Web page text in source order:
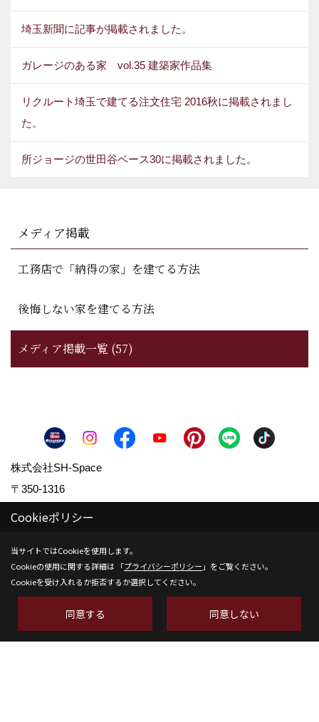
埼玉新聞に記事が掲載されました。
ガレージのある家 vol.35 建築家作品集
リクルート埼玉で建てる注文住宅 2016秋に掲載されまし
た。
所ジョージの世田谷ベース30に掲載されました。
メディア掲載
工務店で「納得の家」を建てる方法
後悔しない家を建てる方法
メディア掲載一覧 (57)
株式会社SH-Space
〒350-1316
埼玉県狭山市南入曽558-9
FAX：04-2902-6111
＜営業時間＞9:00～18:00
＜定休日＞水曜日
Cookieポリシー
当サイトではCookieを使用します。
Cookieの使用に関する詳細は 「プライバシーポリシー 」をご覧ください。
Cookieを受け入れるか拒否するか選択してください。
同意する 同意しない